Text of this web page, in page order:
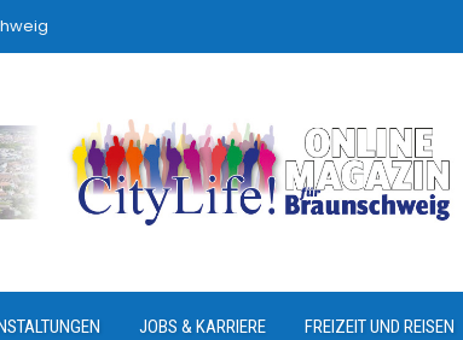
JOBS & KARRIERE FREIZEIT UND REISEN